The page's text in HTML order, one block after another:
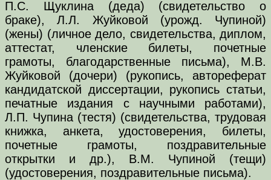
П.С. Щуклина (деда) (свидетельство о
браке), Л.Л. Жуйковой (урожд. Чупиной)
(жены) (личное дело, свидетельства, диплом,
аттестат, членские билеты, почетные
грамоты, благодарственные письма), М.В.
Жуйковой (дочери) (рукопись, автореферат
кандидатской диссертации, рукопись статьи,
печатные издания с научными работами),
Л.П. Чупина (тестя) (свидетельства, трудовая
книжка, анкета, удостоверения, билеты,
почетные грамоты, поздравительные
открытки и др.), В.М. Чупиной (тещи)
(удостоверения, поздравительные письма).